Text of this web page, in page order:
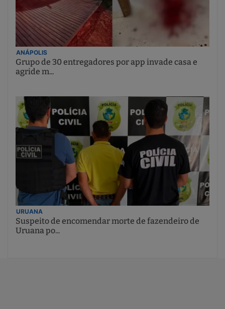
ANÁPOLIS
Grupo de 30 entregadores por app invade casa e
agride m...
URUANA
Suspeito de encomendar morte de fazendeiro de
Uruana po...